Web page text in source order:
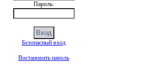
Пароль:
Безопасный вход
Востановить пароль